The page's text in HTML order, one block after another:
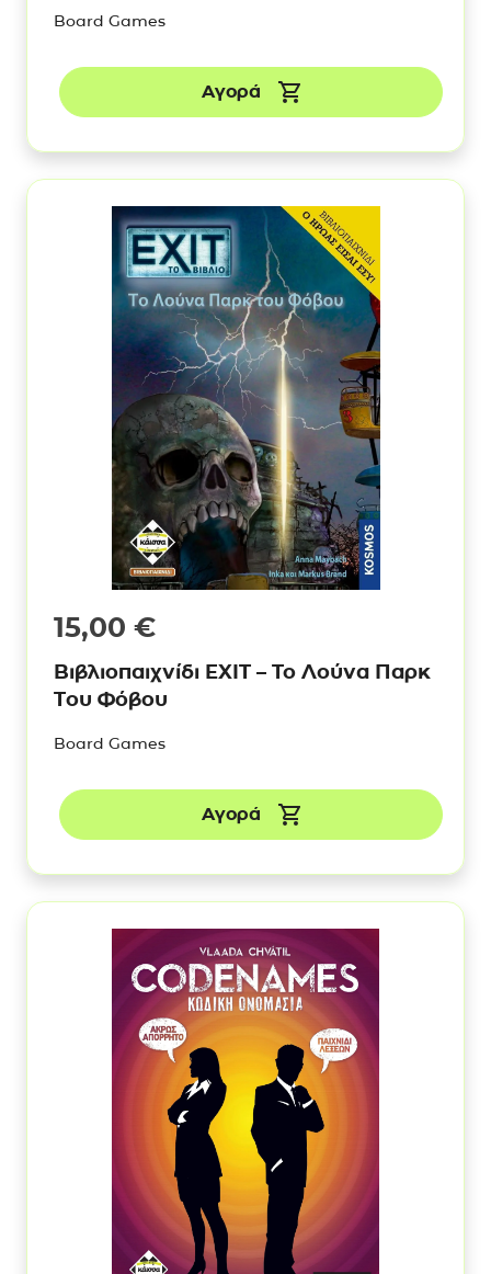
Board Games
Αγορά
15,00 €
Βιβλιοπαιχνίδι ΕΧΙΤ – To Λούνα Παρκ
Του Φόβου
Board Games
Αγορά